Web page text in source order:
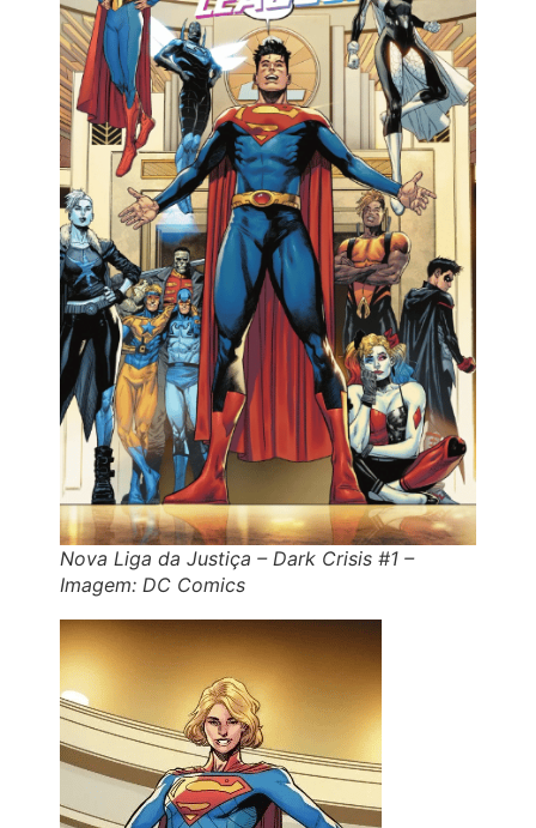
Nova Liga da Justiça – Dark Crisis #1 –
Imagem: DC Comics